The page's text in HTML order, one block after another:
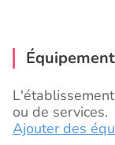
ou de services.
Ajouter des